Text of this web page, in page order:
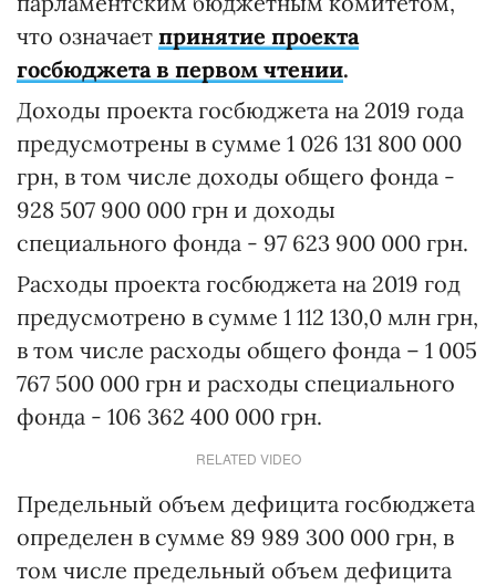
что означает принятие проекта
госбюджета в первом чтении.
Доходы проекта госбюджета на 2019 года
предусмотрены в сумме 1 026 131 800 000
грн, в том числе доходы общего фонда -
928 507 900 000 грн и доходы
специального фонда - 97 623 900 000 грн.
Расходы проекта госбюджета на 2019 год
предусмотрено в сумме 1 112 130,0 млн грн,
в том числе расходы общего фонда – 1 005
767 500 000 грн и расходы специального
фонда - 106 362 400 000 грн.
RELATED VIDEO
Предельный объем дефицита госбюджета
определен в сумме 89 989 300 000 грн, в
том числе предельный объем дефицита